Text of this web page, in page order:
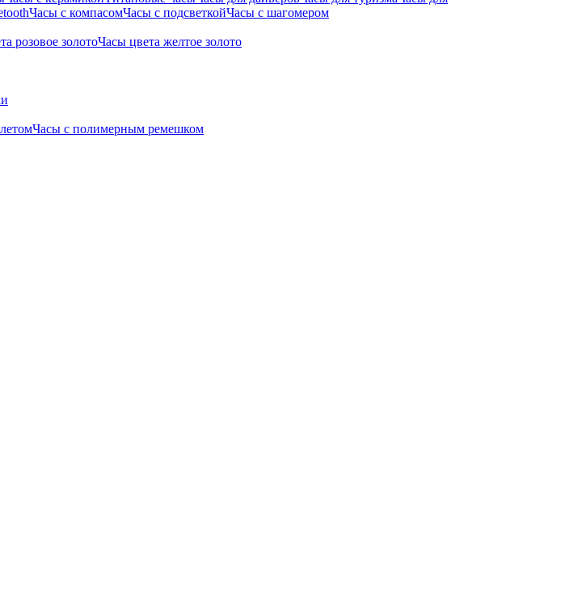
Часы с компасомЧасы с подсветкойЧасы с шагомером
розовое золотоЧасы цвета желтое золото
Часы с полимерным ремешком